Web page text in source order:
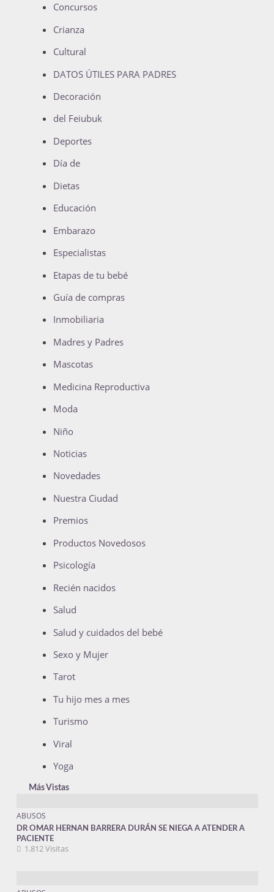
Concursos
Crianza
Cultural
DATOS ÚTILES PARA PADRES
Decoración
del Feiubuk
Deportes
Día de
Dietas
Educación
Embarazo
Especialistas
Etapas de tu bebé
Guía de compras
Inmobiliaria
Madres y Padres
Mascotas
Medicina Reproductiva
Moda
Niño
Noticias
Novedades
Nuestra Ciudad
Premios
Productos Novedosos
Psicología
Recién nacidos
Salud
Salud y cuidados del bebé
Sexo y Mujer
Tarot
Tu hijo mes a mes
Turismo
Viral
Yoga
Más Vistas
ABUSOS
DR OMAR HERNAN BARRERA DURÁN SE NIEGA A ATENDER A
PACIENTE
1.812 Visitas